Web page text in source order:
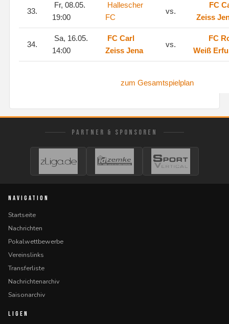
33.
Fr, 08.05.
19:00
Hallescher
FC
vs.
FC
Zeiss
34.
Sa, 16.05.
14:00
FC Carl
Zeiss Jena
vs.
FC
Weiß
zum Gesamtspielplan
PARTNER & SPONSOREN
NAVIGATION
Startseite
Nachrichten
Pokalwettbewerbe
Vereinslinks
Transferliste
Nachrichtenarchiv
Saisonarchiv
LIGEN